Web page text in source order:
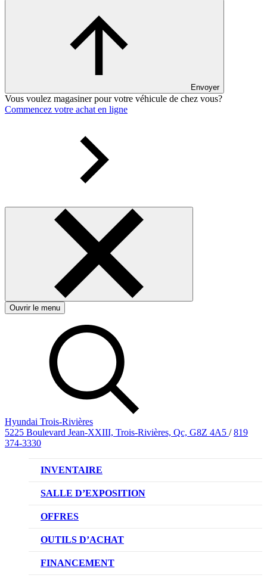
Envoyer
Vous voulez magasiner pour votre véhicule de chez vous?
Commencez votre achat en ligne
Ouvrir le menu
Hyundai Trois-Rivières
5225 Boulevard Jean-XXIII, Trois-Rivières, Qc, G8Z 4A5 / 819
374-3330
INVENTAIRE
VÉHICULES NEUFS
VÉHICULES D’OCCASION
SALLE D’EXPOSITION
OFFRES
OFFRE DE VÉHICULES NEUFS
OFFRES DU CONCESSIONNAIRE
OUTILS D’ACHAT
CL!QUEZ ET ACHETEZ HYUNDAI
FINANCEMENT